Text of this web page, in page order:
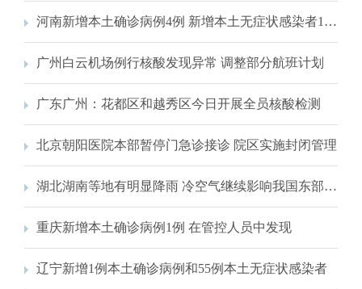
河南新增本土确诊病例4例 新增本土无症状感染者13例
广州白云机场例行核酸发现异常 调整部分航班计划
广东广州：花都区和越秀区今日开展全员核酸检测
北京朝阳医院本部暂停门急诊接诊 院区实施封闭管理
湖北湖南等地有明显降雨 冷空气继续影响我国东部地区
重庆新增本土确诊病例1例 在管控人员中发现
辽宁新增1例本土确诊病例和55例本土无症状感染者